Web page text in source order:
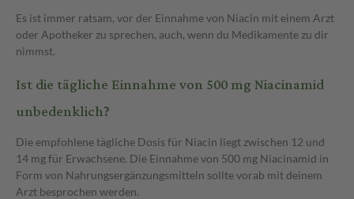
Es ist immer ratsam, vor der Einnahme von Niacin mit einem Arzt
oder Apotheker zu sprechen, auch, wenn du Medikamente zu dir
nimmst.
Ist die tägliche Einnahme von 500 mg Niacinamid
unbedenklich?
Die empfohlene tägliche Dosis für Niacin liegt zwischen 12 und
14 mg für Erwachsene. Die Einnahme von 500 mg Niacinamid in
Form von Nahrungsergänzungsmitteln sollte vorab mit deinem
Arzt besprochen werden.